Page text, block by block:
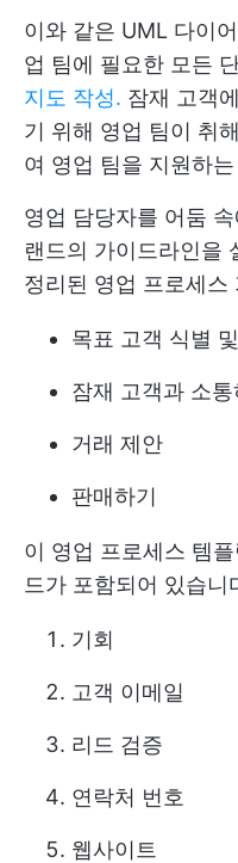
이와 같은 UML 다이
업 팀에 필요한 모든
지도 작성. 잠재 고객
기 위해 영업 팀이 취
여 영업 팀을 지원하
영업 담당자를 어둠
랜드의 가이드라인을
정리된 영업 프로세스
목표 고객 식별
잠재 고객과 소통
거래 제안
판매하기
이 영업 프로세스 템
드가 포함되어 있습니
기회
고객 이메일
리드 검증
연락처 번호
웹사이트